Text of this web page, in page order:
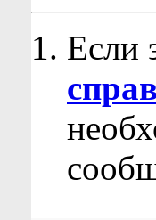
Если